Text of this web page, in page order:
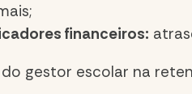
financeiros:
gestor escolar na